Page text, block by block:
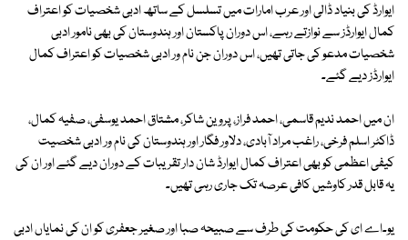
ایوارڈ کی بنیاد ڈالی اور عرب امارات میں تسلسل کے ساتھ ادبی شخصیات کو اعتراف
کمال ایوارڈز سے نوازتے رہے، اس دوران پاکستان اور ہندوستان کی بھی نامور ادبی
شخصیات مدعو کی جاتی تھیں، اس دوران جن نام ور ادبی شخصیات کو اعتراف کمال
ایوارڈز دیے گئے۔
ان میں احمد ندیم قاسمی، احمد فراز، پروین شاکر، مشتاق احمد یوسفی، صفیہ کمال،
ڈاکٹر اسلم فرخی، راغب مراد آبادی، دلاور فگار اور ہندوستان کی نام ور ادبی شخصیت
کیفی اعظمی کو بھی اعتراف کمال ایوارڈ شان دار تقریبات کے دوران دیے گئے اور ان کی
یہ قابل قدر کاوشیں کافی عرصہ تک جاری رہی تھیں۔
یو۔اے ای کی حکومت کی طرف سے صبیحہ صبا اور صغیر جعفری کو ان کی نمایاں ادبی